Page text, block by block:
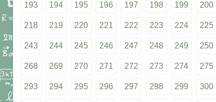
193 194 195 196 197 198 199 200
218 219 220 221 222 223 224 225
243 244 245 246 247 248 249 250
268 269 270 271 272 273 274 275
293 294 295 296 297 298 299 300